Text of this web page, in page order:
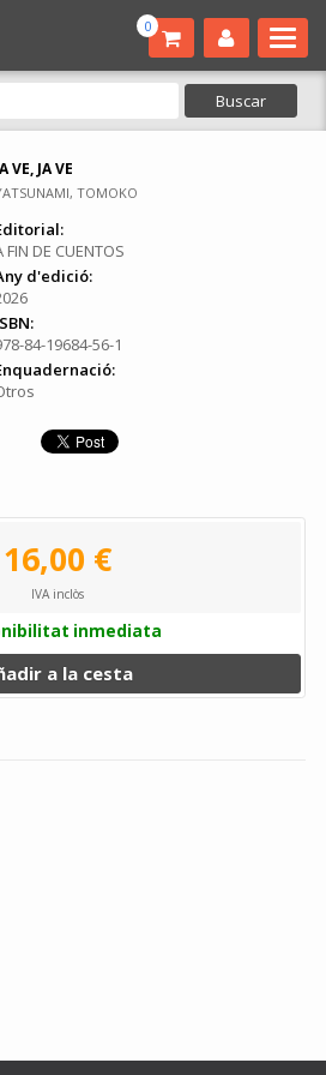
0
VE, JA VE
TOMOKO
FIN DE CUENTOS
d'edició:
84-19684-56-1
16,00 €
IVA inclòs
inmediata
a la cesta